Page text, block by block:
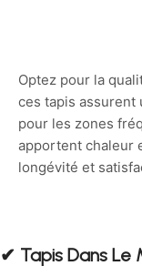
Optez pour la
ces tapis assurent
pour les zones
apportent chaleur
longévité et
✔︎ Tapis Dans Le